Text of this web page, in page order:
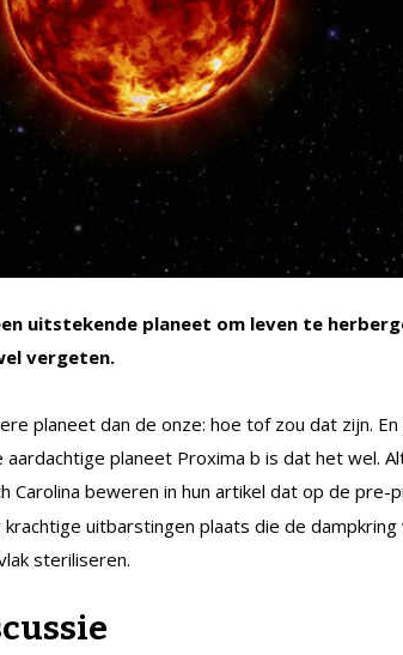
uitstekende planeet om leven te
vergeten.
planeet dan de onze: hoe tof zou dat zijn.
planeet Proxima b is dat het wel.
Carolina beweren in hun artikel dat op de pre-
uitbarstingen plaats die de dampkring
steriliseren.